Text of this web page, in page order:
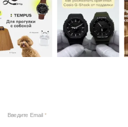
Введите Email